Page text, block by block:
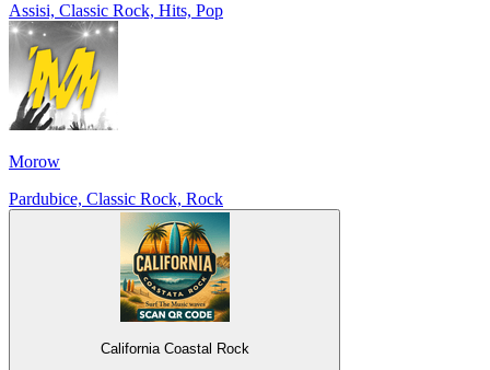
Assisi, Classic Rock, Hits, Pop
Morow
Pardubice, Classic Rock, Rock
California Coastal Rock